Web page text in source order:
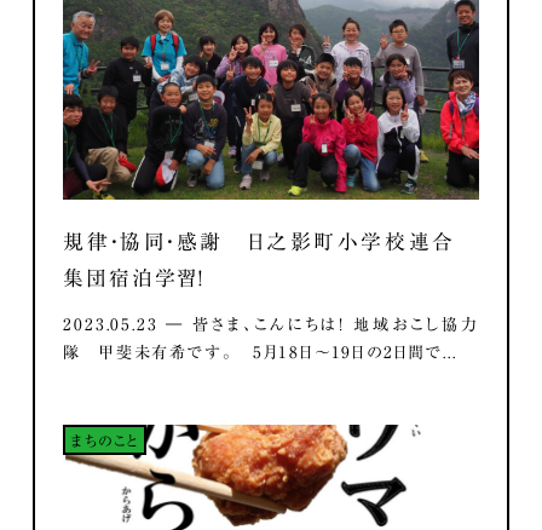
規律・協同・感謝 日之影町小学校連合
集団宿泊学習！
2023.05.23 ― 皆さま、こんにちは！ 地域おこし協力
隊 甲斐未有希です。 5月18日～19日の2日間で...
まちのこと